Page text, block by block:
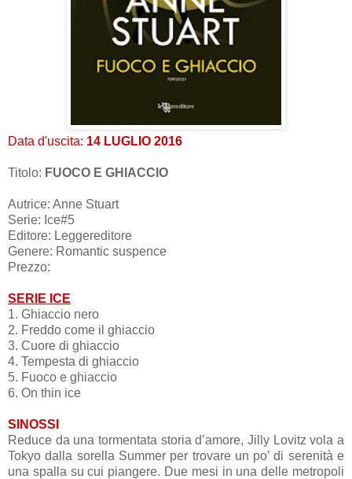
Data d'uscita: 14 LUGLIO 2016
Titolo: FUOCO E GHIACCIO
Autrice: Anne Stuart
Serie: Ice#5
Editore: Leggereditore
Genere: Romantic suspence
Prezzo:
SERIE ICE
1. Ghiaccio nero
2. Freddo come il ghiaccio
3. Cuore di ghiaccio
4. Tempesta di ghiaccio
5. Fuoco e ghiaccio
6. On thin ice
SINOSSI
Reduce da una tormentata storia d’amore, Jilly Lovitz vola a
Tokyo dalla sorella Summer per trovare un po’ di serenità e
una spalla su cui piangere. Due mesi in una delle metropoli